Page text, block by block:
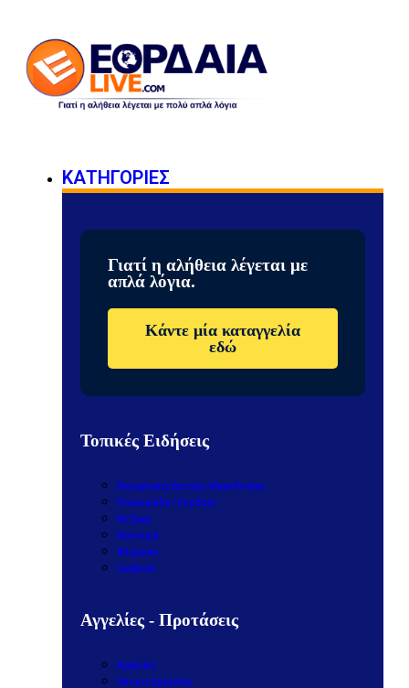
ΚΑΤΗΓΟΡΙΕΣ
Γιατί η αλήθεια λέγεται με
απλά λόγια.
Κάντε μία καταγγελία
εδώ
Τοπικές Ειδήσεις
Περιφέρεια Δυτικής Μακεδονίας
Πτολεμαΐδα / Εορδαία
Κοζάνη
Καστοριά
Φλώρινα
Γρεβενά
Αγγελίες - Προτάσεις
Αγγελίες
Θέσεις Εργασίας